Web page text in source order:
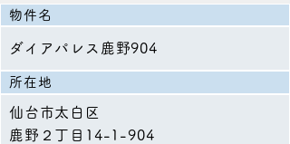
物件名
ダイアパレス鹿野904
所在地
仙台市太白区
鹿野２丁目14-1-904